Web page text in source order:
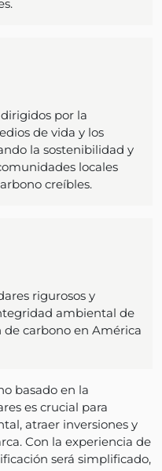
por la
de vida y los
la sostenibilidad y
locales
creíbles.
rigurosos y
ambiental de
de carbono en América
basado en la
es crucial para
atraer inversiones y
Con la experiencia de
será simplificado,